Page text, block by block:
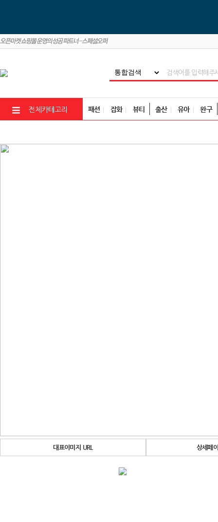
전체카테고리 패션 잡화 뷰티 출산 유아 완구
대표이미지 URL 상세페